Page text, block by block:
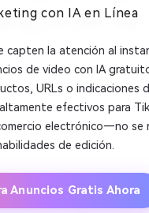
con IA en Línea
capten la atención al
de video con IA
URLs o indicaciones
efectivos para
electrónico—no se
de edición.
Anuncios Gratis Ahora